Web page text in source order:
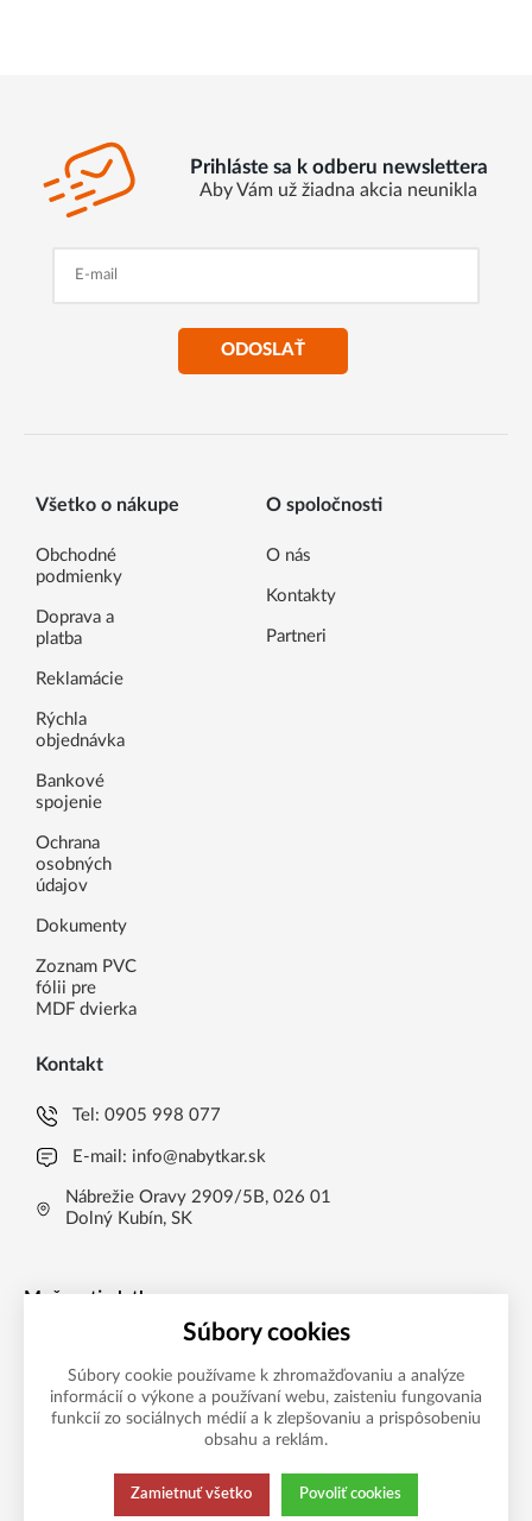
Prihláste sa k odberu newslettera
Aby Vám už žiadna akcia neunikla
ODOSLAŤ
Všetko o nákupe
Obchodné
podmienky
Doprava a
platba
Reklamácie
Rýchla
objednávka
Bankové
spojenie
Ochrana
osobných
údajov
Dokumenty
Zoznam PVC
fólii pre
MDF dvierka
O spoločnosti
O nás
Kontakty
Partneri
Kontakt
Tel:0905 998 077
E-mail: info@nabytkar.sk
Nábrežie Oravy 2909/5B, 026 01
Dolný Kubín, SK
Možnosti platby
Súbory cookies
Súbory cookie používame k zhromažďovaniu a analýze
informácií o výkone a používaní webu, zaisteniu fungovania
funkcií zo sociálnych médií a k zlepšovaniu a prispôsobeniu
obsahu a reklám.
Zamietnuť všetko Povoliť cookies